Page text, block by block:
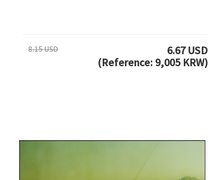
8.15 USD
6.67 USD
(Reference: 9,005 KRW)